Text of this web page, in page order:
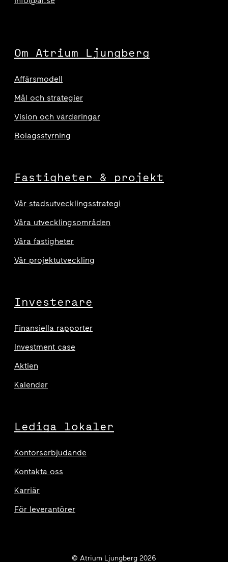
Om Atrium Ljungberg
Affärsmodell
Mål och strategier
Vision och värderingar
Bolagsstyrning
Fastigheter & projekt
Vår stadsutvecklingsstrategi
Våra utvecklingsområden
Våra fastigheter
Vår projektutveckling
Investerare
Finansiella rapporter
Investment case
Aktien
Kalender
Lediga lokaler
Kontorserbjudande
Kontakta oss
Karriär
För leverantörer
© Atrium Ljungberg 2026